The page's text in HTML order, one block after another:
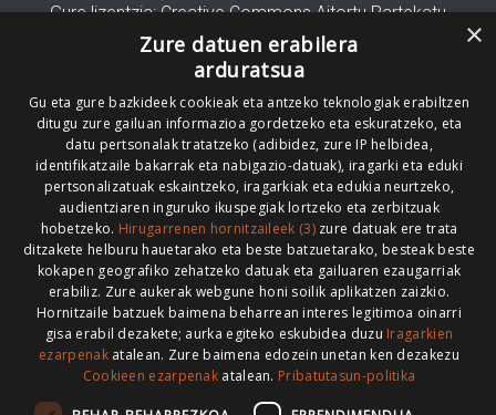
Gure lizentzia: Creative Commons Aitortu Partekatu
Codesyntaxek garatua
HONI BURUZ LEGE OHARRA PUBLIZITATEA
ARAUAK HARREMANETARAKO RSS
>
×
Zure datuen erabilera
arduratsua
Gu eta gure bazkideek cookieak eta antzeko teknologiak erabiltzen
ditugu zure gailuan informazioa gordetzeko eta eskuratzeko, eta
datu pertsonalak tratatzeko (adibidez, zure IP helbidea,
identifikatzaile bakarrak eta nabigazio-datuak), iragarki eta eduki
pertsonalizatuak eskaintzeko, iragarkiak eta edukia neurtzeko,
audientziaren inguruko ikuspegiak lortzeko eta zerbitzuak
hobetzeko. Hirugarrenen hornitzaileek (3)zure datuak ere trata
ditzakete helburu hauetarako eta beste batzuetarako, besteak beste
kokapen geografiko zehatzeko datuak eta gailuaren ezaugarriak
erabiliz. Zure aukerak webgune honi soilik aplikatzen zaizkio.
Hornitzaile batzuek baimena beharrean interes legitimoa oinarri
gisa erabil dezakete; aurka egiteko eskubidea duzu Iragarkien
ezarpenakatalean. Zure baimena edozein unetan ken dezakezu
Cookieen ezarpenak atalean. Pribatutasun-politika